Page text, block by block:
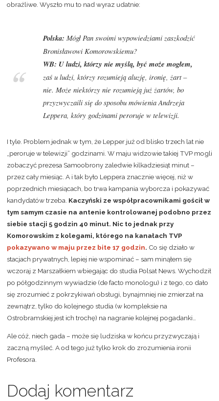
obraźliwe. Wyszło mu to nad wyraz udatnie:
Polska: Mógł Pan swoimi wypowiedziami zaszkodzić
Bronisławowi Komorowskiemu?
WB: U ludzi, którzy nie myślą, być może mogłem,
zaś u ludzi, którzy rozumieją aluzję, ironię, żart –
nie. Może niektórzy nie rozumieją już żartów, bo
przyzwyczaili się do sposobu mówienia Andrzeja
Leppera, który godzinami peroruje w telewizji.
I tyle. Problem jednak w tym, że Lepper już od blisko trzech lat nie
„peroruje w telewizji” godzinami. W maju widzowie takiej TVP mogli
zobaczyć prezesa Samoobrony zaledwie kilkadziesiąt minut –
przez cały miesiąc. A i tak było Leppera znacznie więcej, niż w
poprzednich miesiącach, bo trwa kampania wyborcza i pokazywać
kandydatów trzeba. Kaczyński ze współpracownikami gościł w
tym samym czasie na antenie kontrolowanej podobno przez
siebie stacji 5 godzin 40 minut. Nic to jednak przy
Komorowskim z kolegami, którego na kanałach TVP
pokazywano w maju przez bite 17 godzin. Co się działo w
stacjach prywatnych, lepiej nie wspominać – sam minąłem się
wczoraj z Marszałkiem wbiegając do studia Polsat News. Wychodził
po półgodzinnym wywiadzie (de facto monologu) i z tego, co dało
się zrozumieć z pokrzykiwań obsługi, bynajmniej nie zmierzał na
zewnątrz, tylko do kolejnego studia (w kompleksie na
Ostrobramskiej jest ich trochę) na nagranie kolejnej pogadanki…
Ale cóż, niech gada – może się ludziska w końcu przyzwyczają i
zaczną myśleć. A od tego już tylko krok do zrozumienia ironii
Profesora.
Dodaj komentarz